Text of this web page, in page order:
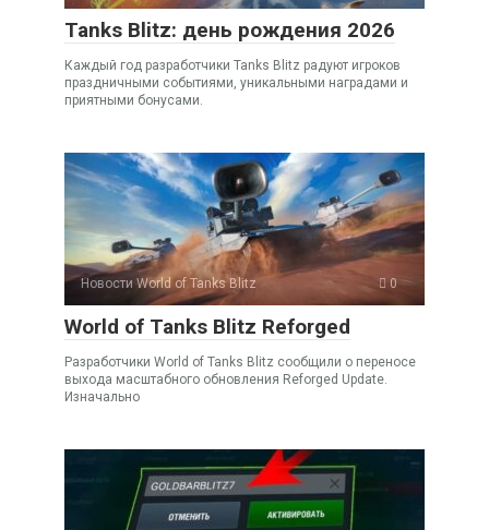
Tanks Blitz: день рождения 2026
Каждый год разработчики Tanks Blitz радуют игроков
праздничными событиями, уникальными наградами и
приятными бонусами.
Новости World of Tanks Blitz 0
World of Tanks Blitz Reforged
Разработчики World of Tanks Blitz сообщили о переносе
выхода масштабного обновления Reforged Update.
Изначально